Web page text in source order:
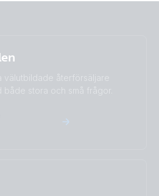
välutbildade återförsäljare
stora och små frågor.